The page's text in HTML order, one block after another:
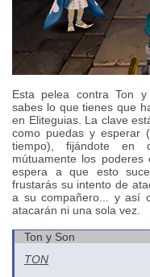
Esta pelea contra Ton
sabes lo que tienes que
en Eliteguias. La clave
como puedas y esperar
tiempo), fijándote en
mútuamente los
espera a que esto
frustarás su intento de
a su compañero... y así
atacarán ni una sola vez.
Ton y Son
TON